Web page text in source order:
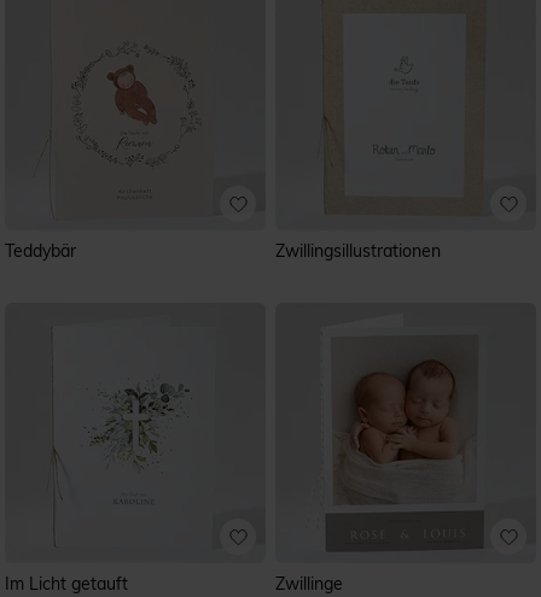
Teddybär Zwillingsillustrationen
Im Licht getauft Zwillinge